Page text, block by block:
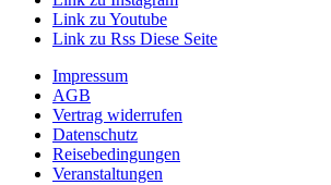
Link zu Youtube
Link zu Rss Diese Seite
Impressum
AGB
Vertrag widerrufen
Datenschutz
Reisebedingungen
Veranstaltungen